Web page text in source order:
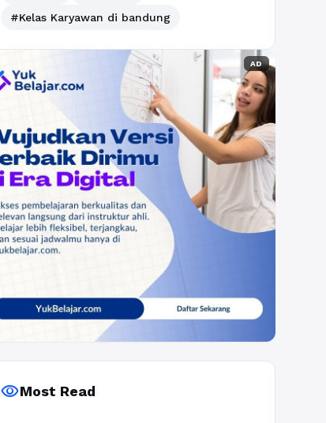
#Kelas Karyawan di bandung
AD
visibilityMost Read